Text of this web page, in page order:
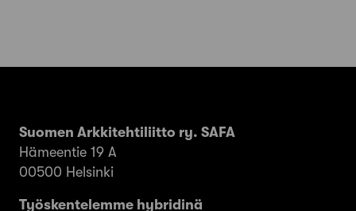
Suomen Arkkitehtiliitto ry. SAFA
Hämeentie 19 A
00500 Helsinki
Työskentelemme hybridinä